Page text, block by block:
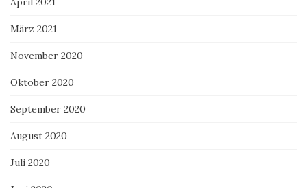
März 2021
November 2020
Oktober 2020
September 2020
August 2020
Juli 2020